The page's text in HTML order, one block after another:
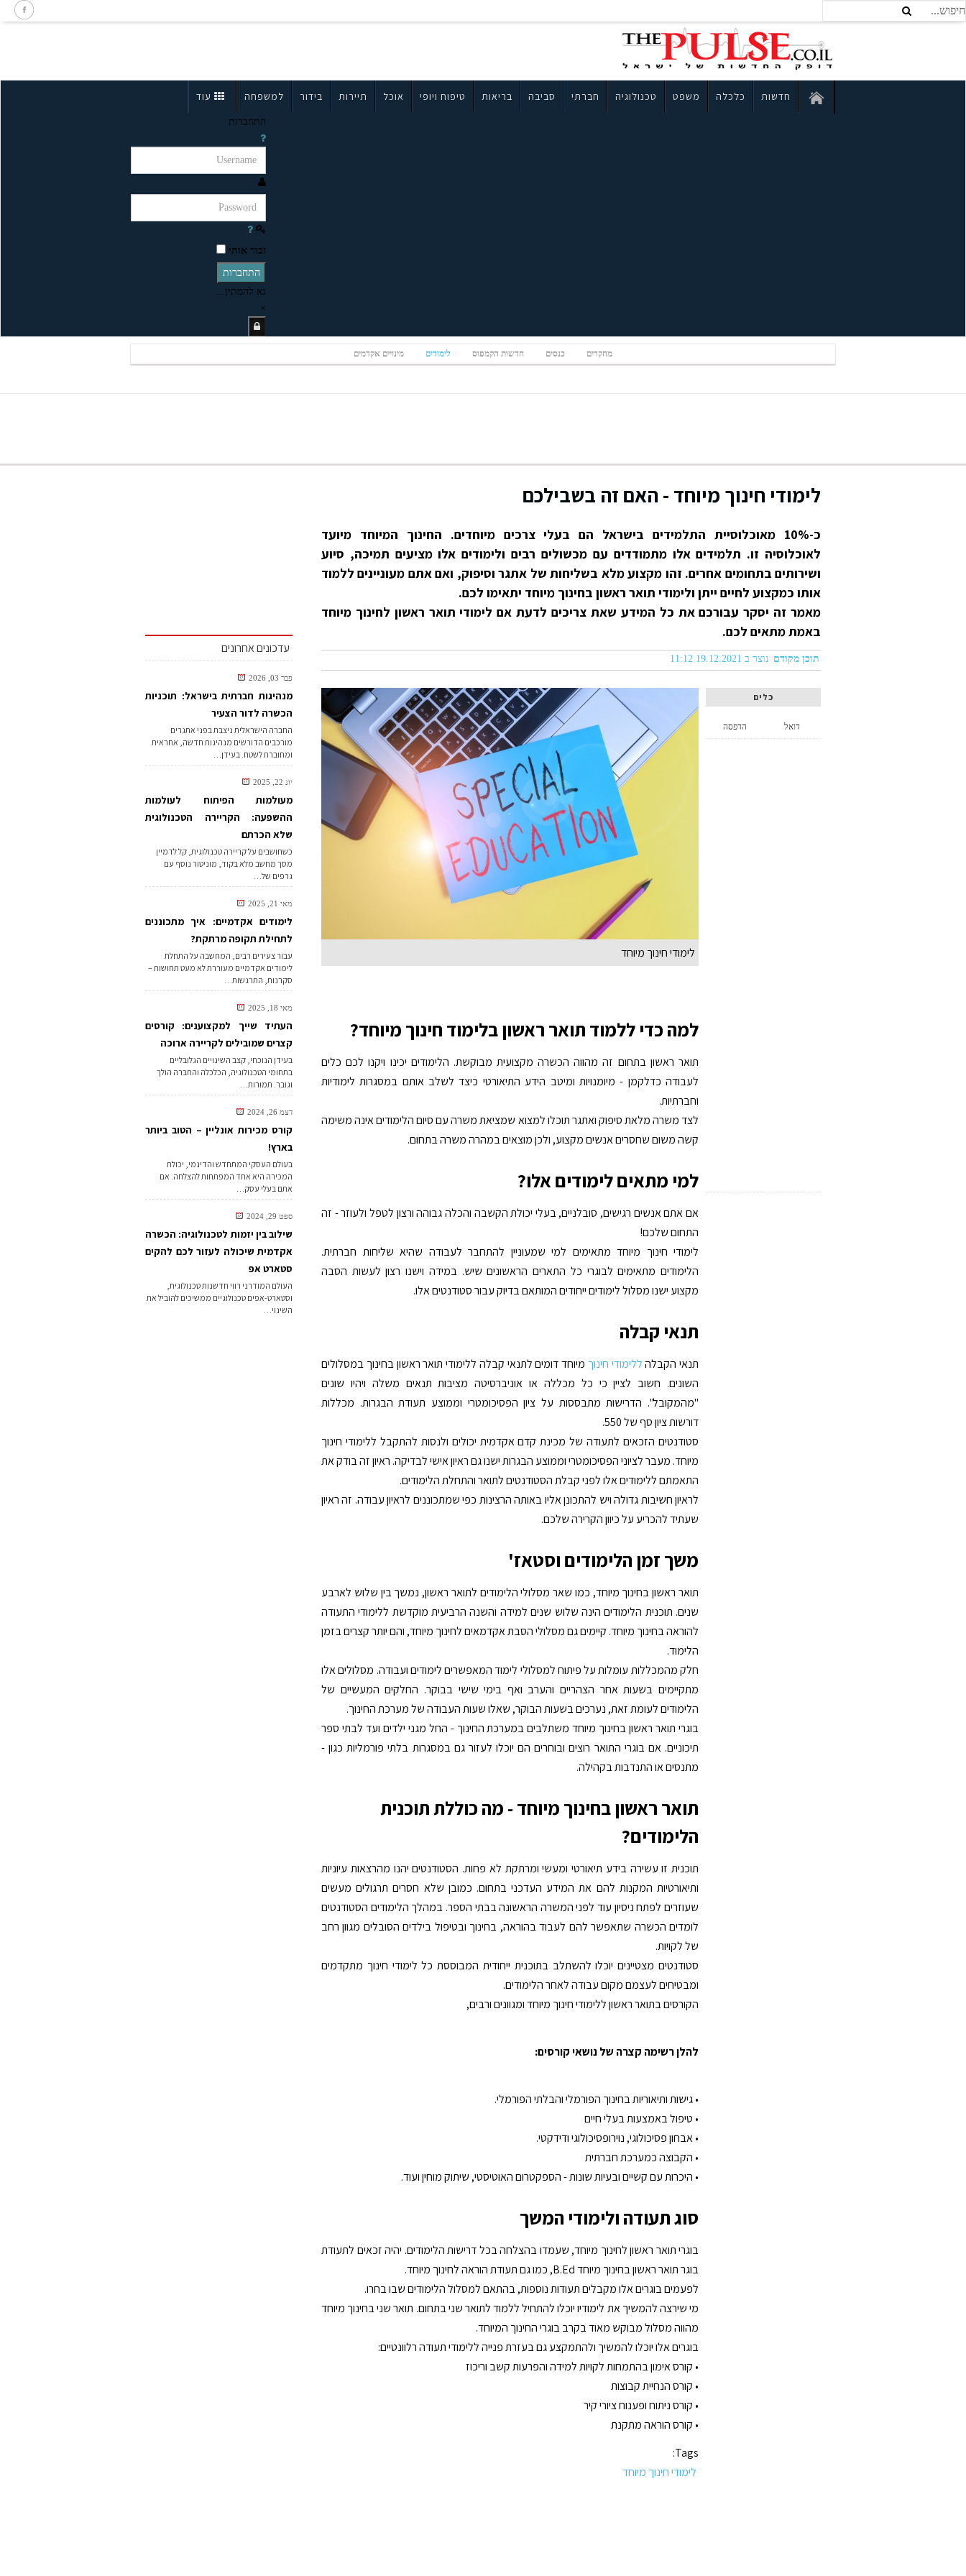
חדשות כלכלה משפט טכנולוגיה חברתי סביבה בריאות טיפוח ויופי אוכל תיירות בידור למשפחה עוד
התחברות
זכור אותי
התחברות
נא להמתין...
×
מחקרים כנסים חדשות הקמפוס לימודים מינויים אקדמים
לימודי חינוך מיוחד - האם זה בשבילכם
כ-10% מאוכלוסיית התלמידים בישראל הם בעלי צרכים מיוחדים. החינוך המיוחד מיועד
לאוכלוסיה זו. תלמידים אלו מתמודדים עם מכשולים רבים ולימודים אלו מציעים תמיכה, סיוע
ושירותים בתחומים אחרים. זהו מקצוע מלא בשליחות של אתגר וסיפוק, ואם אתם מעוניינים ללמוד
אותו כמקצוע לחיים ייתן ולימודי תואר ראשון בחינוך מיוחד יתאימו לכם.
מאמר זה יסקר עבורכם את כל המידע שאת צריכים לדעת אם לימודי תואר ראשון לחינוך מיוחד
באמת מתאים לכם.
תוכן מקודם נוצר ב 19.12.2021 11:12
כלים
הדפסה דואל
לימודי חינוך מיוחד
למה כדי ללמוד תואר ראשון בלימוד חינוך מיוחד?
תואר ראשון בתחום זה מהווה הכשרה מקצועית מבוקשת. הלימודים יכינו ויקנו לכם כלים
לעבודה כדלקמן - מיומנויות ומיטב הידע התיאורטי כיצד לשלב אותם במסגרות לימודיות
וחברתיות.
לצד משרה מלאת סיפוק ואתגר תוכלו למצוא שמציאת משרה עם סיום הלימודים אינה משימה
קשה משום שחסרים אנשים מקצוע, ולכן מוצאים במהרה משרה בתחום.
למי מתאים לימודים אלו?
אם אתם אנשים רגישים, סובלניים, בעלי יכולת הקשבה והכלה גבוהה ורצון לטפל ולעוזר - זה
התחום שלכם!
לימודי חינוך מיוחד מתאימים למי שמעוניין להתחבר לעבודה שהיא שליחות חברתית.
הלימודים מתאימים לבוגרי כל התארים הראשונים שיש. במידה וישנו רצון לעשות הסבה
מקצוע ישנו מסלול לימודים ייחודים המותאם בדיוק עבור סטודנטים אלו.
תנאי קבלה
תנאי הקבלהללימודי חינוך מיוחד דומים לתנאי קבלה ללימודי תואר ראשון בחינוך במסלולים
השונים. חשוב לציין כי כל מכללה או אוניברסיטה מציבות תנאים משלה ויהיו שונים
"מהמקובל". הדרישות מתבססות על ציון הפסיכומטרי וממוצע תעודת הבגרות. מכללות
דורשות ציון סף של 550.
סטודנטים הזכאים לתעודה של מכינת קדם אקדמית יכולים ולנסות להתקבל ללימודי חינוך
מיוחד. מעבר לציוני הפסיכומטרי וממוצע הבגרות ישנו גם ראיון אישי לבדיקה. ראיון זה בודק את
התאמתם ללימודים אלו לפני קבלת הסטודנטים לתואר והתחלת הלימודים.
לראיון חשיבות גדולה ויש להתכונן אליו באותה הרצינות כפי שמתכוננים לראיון עבודה. זה ראיון
שעתיד להכריע על כיוון הקרירה שלכם.
משך זמן הלימודים וסטאז'
תואר ראשון בחינוך מיוחד, כמו שאר מסלולי הלימודים לתואר ראשון, נמשך בין שלוש לארבע
שנים. תוכנית הלימודים הינה שלוש שנים למידה והשנה הרביעית מוקדשת ללימודי התעודה
להוראה בחינוך מיוחד. קיימים גם מסלולי הסבת אקדמאים לחינוך מיוחד, והם יותר קצרים בזמן
הלימוד.
חלק מהמכללות עומלות על פיתוח למסלולי לימוד המאפשרים לימודים ועבודה. מסלולים אלו
מתקיימים בשעות אחר הצהריים והערב ואף בימי שישי בבוקר. החלקים המעשיים של
הלימודים לעומת זאת, נערכים בשעות הבוקר, שאלו שעות העבודה של מערכת החינוך.
בוגרי תואר ראשון בחינוך מיוחד משתלבים במערכת החינוך - החל מגני ילדים ועד לבתי ספר
תיכוניים. אם בוגרי התואר רוצים ובוחרים הם יוכלו לעזור גם במסגרות בלתי פורמליות כגון -
מתנסים או התנדבות בקהילה.
תואר ראשון בחינוך מיוחד - מה כוללת תוכנית
הלימודים?
תוכנית זו עשירה בידע תיאורטי ומעשי ומרתקת לא פחות. הסטודנטים יהנו מהרצאות עיוניות
ותיאורטיות המקנות להם את המידע העדכני בתחום. כמובן שלא חסרים תרגולים מעשים
שעוזרים לפתח ניסיון עוד לפני המשרה הראשונה בבתי הספר. במהלך הלימודים הסטודנטים
לומדים הכשרה שתאפשר להם לעבוד בהוראה, בחינוך ובטיפול בילדים הסובלים מגוון רחב
של לקויות.
סטודנטים מצטיינים יוכלו להשתלב בתוכנית ייחודית המבוססת כל לימודי חינוך מתקדמים
ומבטיחים לעצמם מקום עבודה לאחר הלימודים.
הקורסים בתואר ראשון ללימודי חינוך מיוחד ומגוונים ורבים,
להלן רשימה קצרה של נושאי קורסים:
• גישות ותיאוריות בחינוך הפורמלי והבלתי הפורמלי.
• טיפול באמצעות בעלי חיים
• אבחון פסיכולוגי, נוירופסיכולוגי ודידקטי.
• הקבוצה כמערכת חברתית
• היכרות עם קשיים ובעיות שונות - הספקטרום האוטיסטי, שיתוק מוחין ועוד.
סוג תעודה ולימודי המשך
בוגרי תואר ראשון לחינוך מיוחד, שעמדו בהצלחה בכל דרישות הלימודים. יהיה זכאים לתעודת
בוגר תואר ראשון בחינוך מיוחד B.Ed, כמו גם תעודת הוראה לחינוך מיוחד.
לפעמים בוגרים אלו מקבלים תעודות נוספות, בהתאם למסלול הלימודים שבו בחרו.
מי שירצה להמשיך את לימודיו יוכלו להתחיל ללמוד לתואר שני בתחום. תואר שני בחינוך מיוחד
מהווה מסלול מבוקש מאוד בקרב בוגרי החינוך המיוחד.
בוגרים אלו יוכלו להמשיך ולהתמקצע גם בעזרת פנייה ללימודי תעודה רלוונטיים:
• קורס אימון בהתמחות לקויות למידה והפרעות קשב וריכוז
• קורס הנחיית קבוצות
• קורס ניתוח ופענוח ציורי קיר
• קורס הוראה מתקנת
Tags:
לימודי חינוך מיוחד
עדכונים אחרונים
פבר 03, 2026
מנהיגות חברתית בישראל: תוכניות
הכשרה לדור הצעיר
החברה הישראלית ניצבת בפני אתגרים
מורכבים הדורשים מנהיגות חדשה, אחראית
ומחוברת לשטח. בעידן…
יונ 22, 2025
מעולמות הפיתוח לעולמות
ההשפעה: הקריירה הטכנולוגית
שלא הכרתם
כשחושבים על קריירה טכנולוגית, קל לדמיין
מסך מחשב מלא בקוד, מוניטור נוסף עם
גרפים של…
מאי 21, 2025
לימודים אקדמיים: איך מתכוננים
לתחילת תקופה מרתקת?
עבור צעירים רבים, המחשבה על התחלת
לימודים אקדמיים מעוררת לא מעט תחושות –
סקרנות, התרגשות…
מאי 18, 2025
העתיד שייך למקצוענים: קורסים
קצרים שמובילים לקריירה ארוכה
בעידן הנוכחי, קצב השינויים הגלובליים
בתחומי הטכנולוגיה, הכלכלה והחברה הולך
וגובר. תמורות…
דצמ 26, 2024
קורס מכירות אונליין – הטוב ביותר
בארץ!
בעולם העסקי המתחדש והדינמי, יכולת
המכירה היא אחד המפתחות להצלחה. אם
אתם בעלי עסק…
ספט 29, 2024
שילוב בין יזמות לטכנולוגיה: הכשרה
אקדמית שיכולה לעזור לכם להקים
סטארט אפ
העולם המודרני רווי חדשנות טכנולוגית,
וסטארט-אפים טכנולוגיים ממשיכים להוביל את
השינוי…